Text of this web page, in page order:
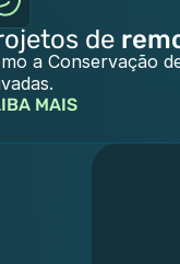
de
a Conservação
MAIS